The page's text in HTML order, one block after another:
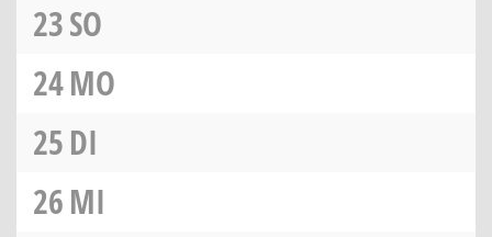
23SO
24MO
25DI
26MI